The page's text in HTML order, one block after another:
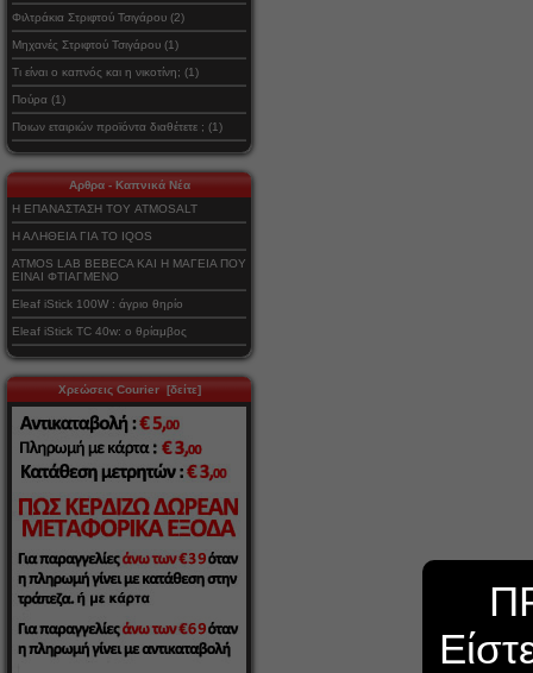
Φιλτράκια Στριφτού Τσιγάρου (2)
Μηχανές Στριφτού Τσιγάρου (1)
Τι είναι ο καπνός και η νικοτίνη; (1)
Πούρα (1)
Ποιων εταιριών προϊόντα διαθέτετε ; (1)
Αρθρα - Καπνικά Νέα
Η ΕΠΑΝΑΣΤΑΣΗ ΤΟΥ ATMOSALT
Η ΑΛΗΘΕΙΑ ΓΙΑ ΤΟ IQOS
ATMOS LAB BEBECA ΚΑΙ Η ΜΑΓΕΙΑ ΠΟΥ
ΕΙΝΑΙ ΦΤΙΑΓΜΕΝΟ
Eleaf iStick 100W : άγριο θηρίο
Eleaf iStick TC 40w: ο θρίαμβος
Χρεώσεις Courier [δείτε]